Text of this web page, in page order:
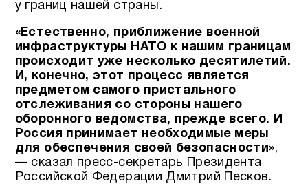
у границ нашей страны.
«Естественно, приближение военной
инфраструктуры НАТО к нашим границам
происходит уже несколько десятилетий.
И, конечно, этот процесс является
предметом самого пристального
отслеживания со стороны нашего
оборонного ведомства, прежде всего. И
Россия принимает необходимые меры
для обеспечения своей безопасности»,
— сказал пресс-секретарь Президента
Российской Федерации Дмитрий Песков.